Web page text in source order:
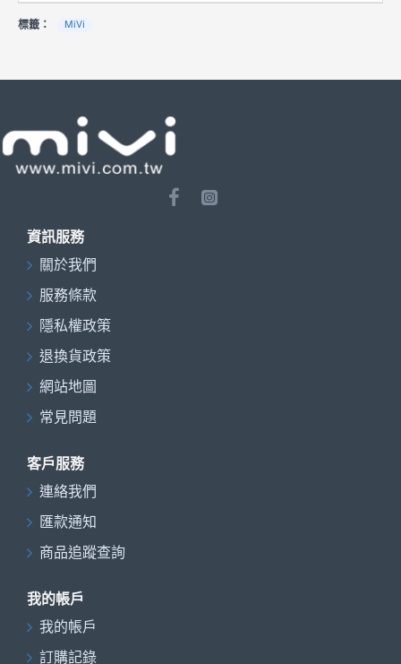
標籤： MiVi
資訊服務
關於我們
服務條款
隱私權政策
退換貨政策
網站地圖
常見問題
客戶服務
連絡我們
匯款通知
商品追蹤查詢
我的帳戶
我的帳戶
訂購記錄